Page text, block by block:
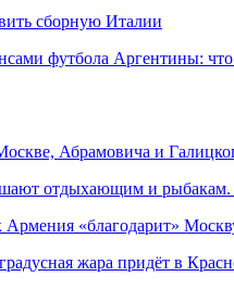
сборную Италии
футбола Аргентины:
Абрамовича и
отдыхающим и рыбакам.
Армения «благодарит»
жара придёт в